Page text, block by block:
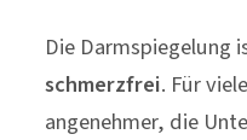
Die Darmspiegelung
schmerzfrei. Für
angenehmer, die